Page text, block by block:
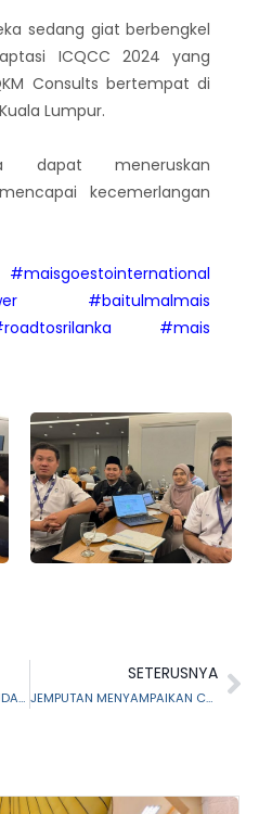
sedang giat berbengkel
ICQCC 2024 yang
Consults bertempat di
Lumpur.
dapat meneruskan
kecemerlangan
#maisgoestointernational
#baitulmalmais
#mais
“TERIMA KASIH KERANA MUDAHKAN MASYARAKAT URUS WASIAT & HIBAH”
SETERUSNYA
JEMPUTAN MENYAMPAIKAN CERAMAH DI KUMPULAN WANG SIMPANAN PEKERJA (KWSP) CAWANGAN SHAH ALAM